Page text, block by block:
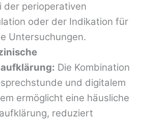
der perioperativen
oder der Indikation für
Untersuchungen.
Die Kombination
und digitalem
ermöglicht eine häusliche
reduziert